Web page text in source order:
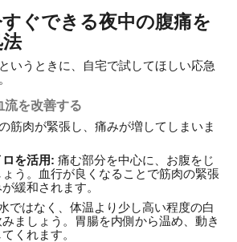
ぐできる夜中の腹痛を
いうときに、自宅で試してほしい応急
流を改善する
筋肉が緊張し、痛みが増してしまいま
を活用: 痛む部分を中心に、お腹をじ
う。血行が良くなることで筋肉の緊張
緩和されます。
ではなく、体温より少し高い程度の白
ましょう。胃腸を内側から温め、動き
くれます。